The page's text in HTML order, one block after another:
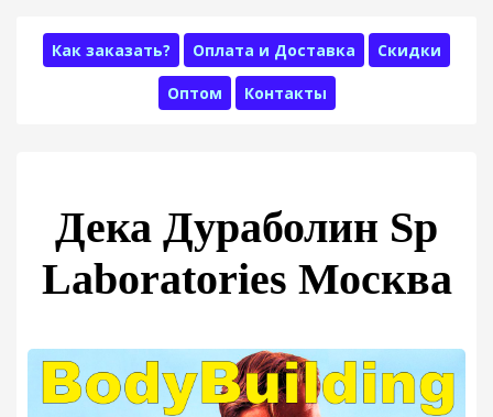
Как заказать? Оплата и Доставка Скидки
Оптом Контакты
Дека Дураболин Sp
Laboratories Москва